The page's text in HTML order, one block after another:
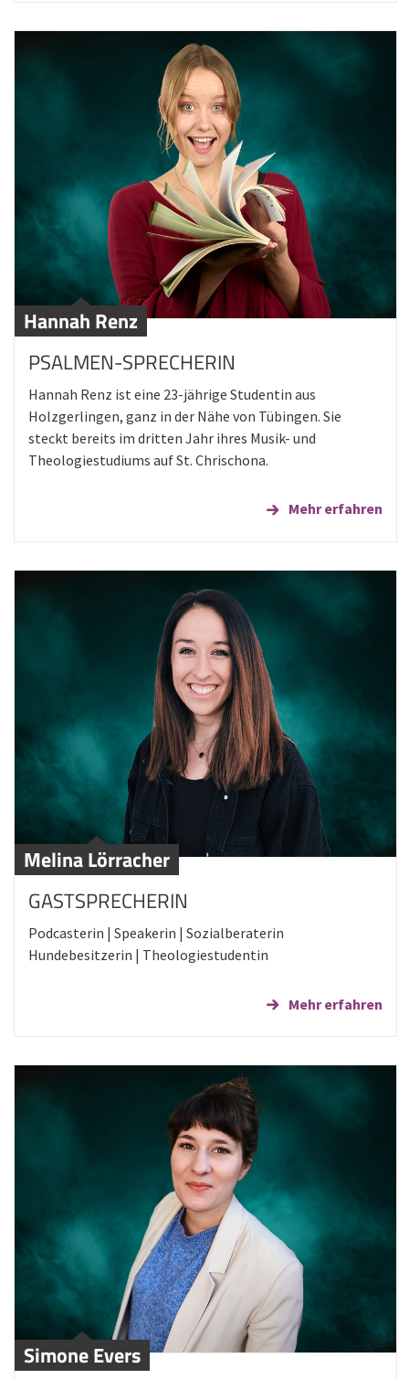
Hannah Renz
PSALMEN-SPRECHERIN
Hannah Renz ist eine 23-jährige Studentin aus
Holzgerlingen, ganz in der Nähe von Tübingen. Sie
steckt bereits im dritten Jahr ihres Musik- und
Theologiestudiums auf St. Chrischona.
Mehr erfahren
Melina Lörracher
GASTSPRECHERIN
Podcasterin | Speakerin | Sozialberaterin
Hundebesitzerin | Theologiestudentin
Mehr erfahren
Simone Evers